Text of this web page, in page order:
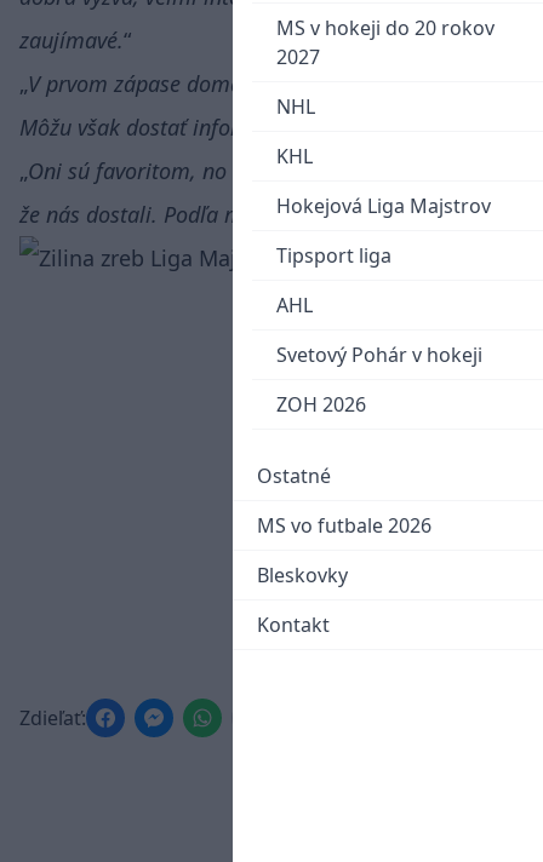
MS v hokeji do 20 rokov
2027
NHL
KHL
Hokejová Liga Majstrov
Tipsport liga
AHL
Svetový Pohár v hokeji
ZOH 2026
Ostatné
MS vo futbale 2026
Bleskovky
Kontakt
zaujímavé.
V prvom zápase doma môžeme z toho vyťažiť.
Môžu však dostať informácie od Jána Greguša.
Oni sú favoritom, no asi nebudú tiež príliš nadšení,
že nás dostali. Podľa mňa je to úplne otvorené.
Zdieľať: